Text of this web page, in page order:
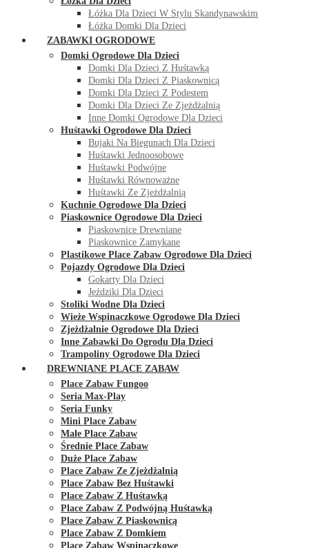
Łóżka Dla Dzieci W Stylu Skandynawskim
Łóżka Domki Dla Dzieci
ZABAWKI OGRODOWE
Domki Ogrodowe Dla Dzieci
Domki Dla Dzieci Z Huśtawką
Domki Dla Dzieci Z Piaskownicą
Domki Dla Dzieci Z Podestem
Domki Dla Dzieci Ze Zjeżdżalnią
Inne Domki Ogrodowe Dla Dzieci
Huśtawki Ogrodowe Dla Dzieci
Bujaki Na Biegunach Dla Dzieci
Huśtawki Jednoosobowe
Huśtawki Podwójne
Huśtawki Równoważne
Huśtawki Ze Zjeżdżalnią
Kuchnie Ogrodowe Dla Dzieci
Piaskownice Ogrodowe Dla Dzieci
Piaskownice Drewniane
Piaskownice Zamykane
Plastikowe Place Zabaw Ogrodowe Dla Dzieci
Pojazdy Ogrodowe Dla Dzieci
Gokarty Dla Dzieci
Jeździki Dla Dzieci
Stoliki Wodne Dla Dzieci
Wieże Wspinaczkowe Ogrodowe Dla Dzieci
Zjeżdżalnie Ogrodowe Dla Dzieci
Inne Zabawki Do Ogrodu Dla Dzieci
Trampoliny Ogrodowe Dla Dzieci
DREWNIANE PLACE ZABAW
Place Zabaw Fungoo
Seria Max-Play
Seria Funky
Mini Place Zabaw
Małe Place Zabaw
Średnie Place Zabaw
Duże Place Zabaw
Place Zabaw Ze Zjeżdżalnią
Place Zabaw Bez Huśtawki
Place Zabaw Z Huśtawką
Place Zabaw Z Podwójną Huśtawką
Place Zabaw Z Piaskownicą
Place Zabaw Z Domkiem
Place Zabaw Wspinaczkowe